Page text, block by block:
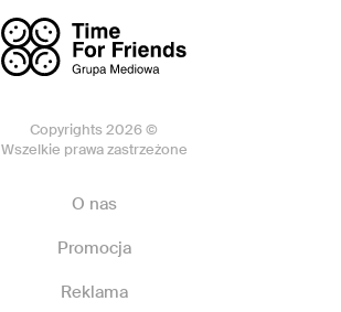
Copyrights 2026 ©
Wszelkie prawa zastrzeżone
O nas
Promocja
Reklama